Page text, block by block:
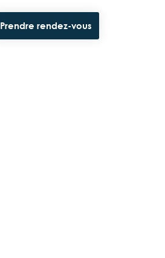
Prendre rendez-vous